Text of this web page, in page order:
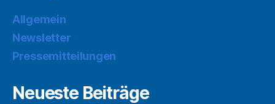
Allgemein
Newsletter
Pressemitteilungen
Neueste Beiträge